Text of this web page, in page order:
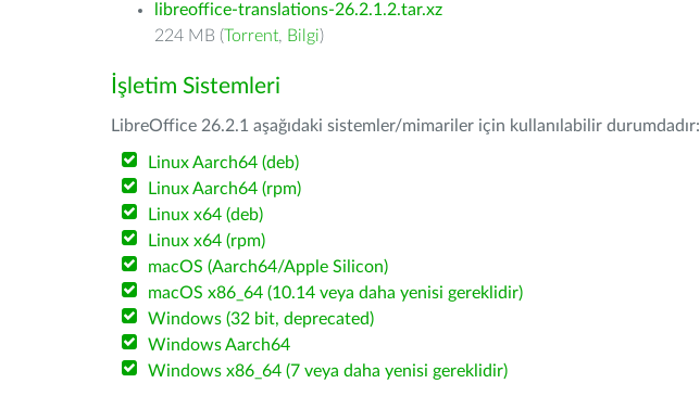
libreoffice-translations-26.2.1.2.tar.xz
224 MB (Torrent, Bilgi)
İşletim Sistemleri
LibreOffice 26.2.1 aşağıdaki sistemler/mimariler için kullanılabilir durumdadır:
Linux Aarch64 (deb)
Linux Aarch64 (rpm)
Linux x64 (deb)
Linux x64 (rpm)
macOS (Aarch64/Apple Silicon)
macOS x86_64 (10.14 veya daha yenisi gereklidir)
Windows (32 bit, deprecated)
Windows Aarch64
Windows x86_64 (7 veya daha yenisi gereklidir)